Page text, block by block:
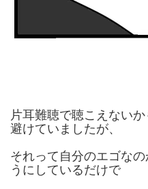
片耳難聴で聴こえない
避けていましたが、
それって自分のエゴな
うにしているだけで